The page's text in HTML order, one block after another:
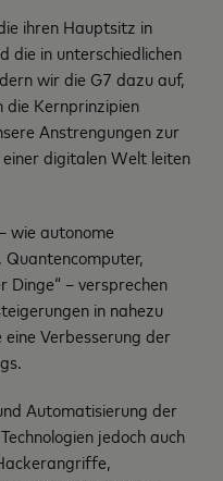
ihren Hauptsitz in
die in unterschiedlichen
wir die G7 dazu auf,
die Kernprinzipien
Anstrengungen zur
digitalen Welt leiten
wie autonome
Quantencomputer,
Dinge“ – versprechen
in nahezu
Verbesserung der
Automatisierung der
jedoch auch